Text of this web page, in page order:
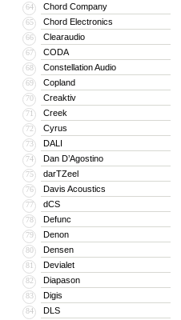
64 Chord Company
65 Chord Electronics
66 Clearaudio
67 CODA
68 Constellation Audio
69 Copland
70 Creaktiv
71 Creek
72 Cyrus
73 DALI
74 Dan D’Agostino
75 darTZeel
76 Davis Acoustics
77 dCS
78 Defunc
79 Denon
80 Densen
81 Devialet
82 Diapason
83 Digis
84 DLS